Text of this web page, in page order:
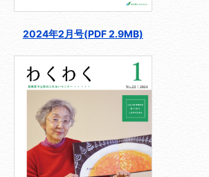
2024年2月号(PDF 2.9MB)